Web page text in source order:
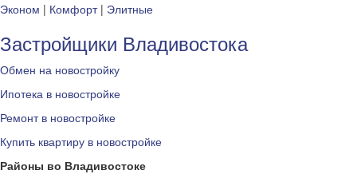
Эконом | Комфорт| Элитные
Застройщики Владивостока
Обмен на новостройку
Ипотека в новостройке
Ремонт в новостройке
Купить квартиру в новостройке
Районы во Владивостоке